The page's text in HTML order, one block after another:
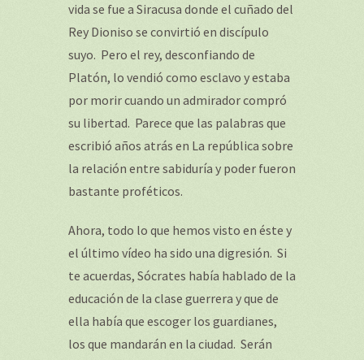
vida se fue a Siracusa donde el cuñado del
Rey Dioniso se convirtió en discípulo
suyo. Pero el rey, desconfiando de
Platón, lo vendió como esclavo y estaba
por morir cuando un admirador compró
su libertad. Parece que las palabras que
escribió años atrás en La república sobre
la relación entre sabiduría y poder fueron
bastante proféticos.
Ahora, todo lo que hemos visto en éste y
el último vídeo ha sido una digresión. Si
te acuerdas, Sócrates había hablado de la
educación de la clase guerrera y que de
ella había que escoger los guardianes,
los que mandarán en la ciudad. Serán